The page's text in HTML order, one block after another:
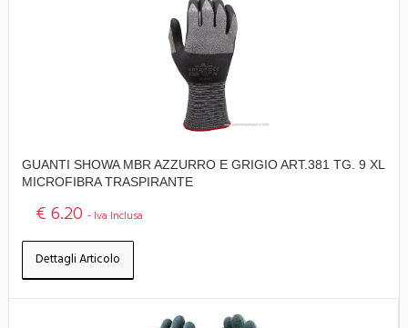
GUANTI SHOWA MBR AZZURRO E GRIGIO ART.381 TG. 9 XL
MICROFIBRA TRASPIRANTE
€ 6.20 - Iva Inclusa
Dettagli Articolo